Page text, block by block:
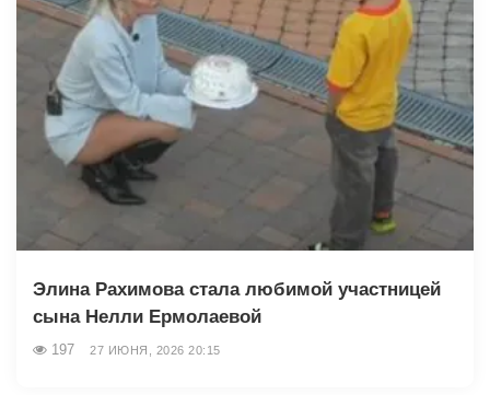
Элина Рахимова стала любимой участницей
сына Нелли Ермолаевой
197 27 ИЮНЯ, 2026 20:15